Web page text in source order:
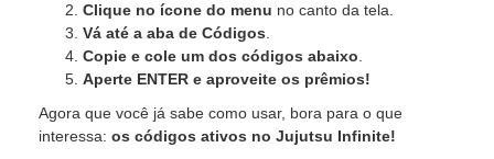
Clique no ícone do menu no canto da tela.
Vá até a aba de Códigos
Copie e cole um dos códigos abaixo
Aperte ENTER e aproveite os prêmios!
Agora que você já sabe como usar, bora para o que
interessa: os códigos ativos no Jujutsu Infinite!